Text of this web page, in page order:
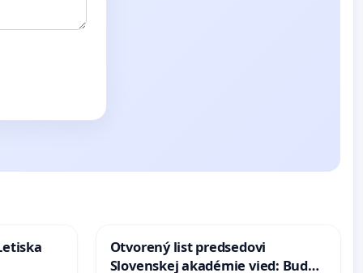
Otvorený list predsedovi
Slovenskej akadémie vied: Bude